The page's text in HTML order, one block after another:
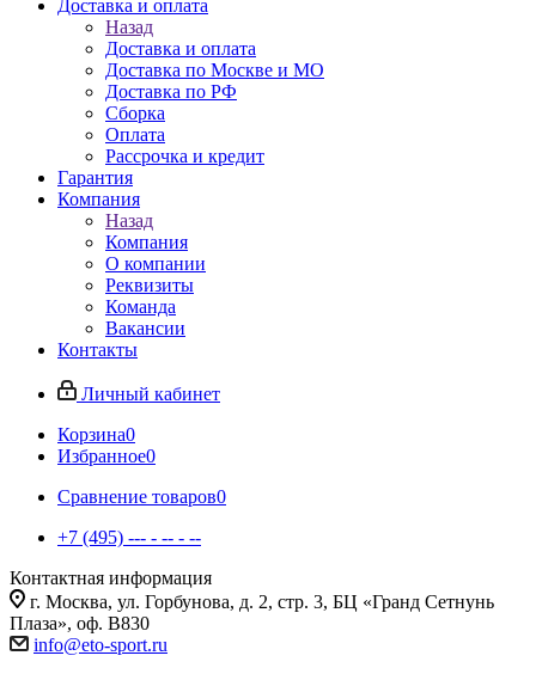
Доставка и оплата
Назад
Доставка и оплата
Доставка по Москве и МО
Доставка по РФ
Сборка
Оплата
Рассрочка и кредит
Гарантия
Компания
Назад
Компания
О компании
Реквизиты
Команда
Вакансии
Контакты
Личный кабинет
Корзина0
Избранное0
Сравнение товаров0
+7 (495) --- - -- - --
Контактная информация
г. Москва, ул. Горбунова, д. 2, стр. 3, БЦ «Гранд Сетнунь
Плаза», оф. В830
info@eto-sport.ru